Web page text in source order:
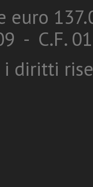
euro
- C.F.
i diritti